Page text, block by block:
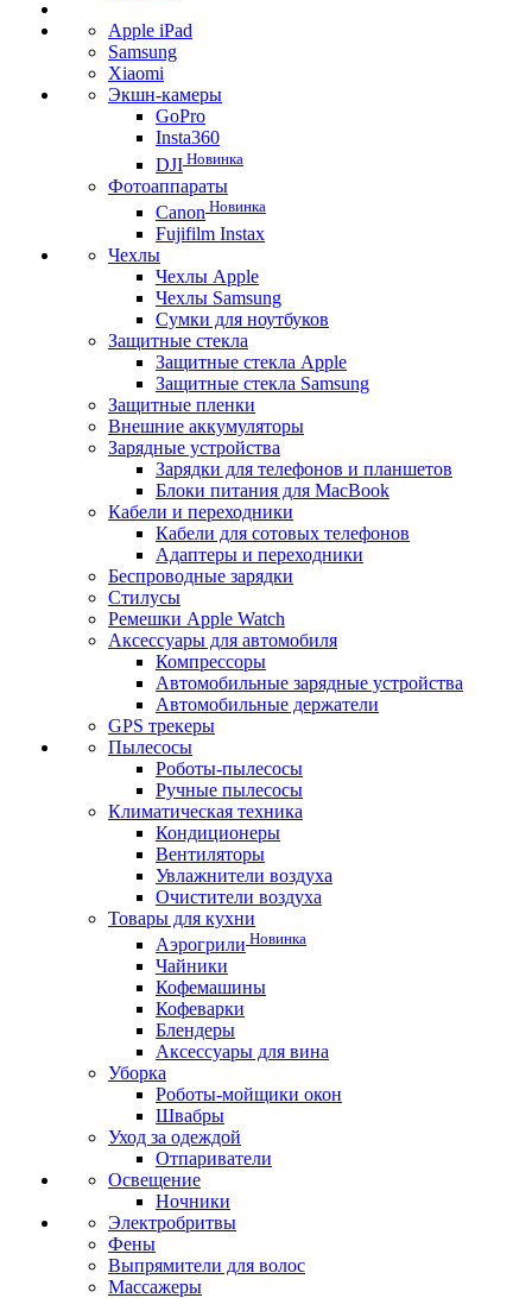
Apple iPad
Samsung
Xiaomi
Экшн-камеры
GoPro
Insta360
DJI Новинка
Фотоаппараты
Canon Новинка
Fujifilm Instax
Чехлы
Чехлы Apple
Чехлы Samsung
Сумки для ноутбуков
Защитные стекла
Защитные стекла Apple
Защитные стекла Samsung
Защитные пленки
Внешние аккумуляторы
Зарядные устройства
Зарядки для телефонов и планшетов
Блоки питания для MacBook
Кабели и переходники
Кабели для сотовых телефонов
Адаптеры и переходники
Беспроводные зарядки
Стилусы
Ремешки Apple Watch
Аксессуары для автомобиля
Компрессоры
Автомобильные зарядные устройства
Автомобильные держатели
GPS трекеры
Пылесосы
Роботы-пылесосы
Ручные пылесосы
Климатическая техника
Кондиционеры
Вентиляторы
Увлажнители воздуха
Очистители воздуха
Товары для кухни
Аэрогрили Новинка
Чайники
Кофемашины
Кофеварки
Блендеры
Аксессуары для вина
Уборка
Роботы-мойщики окон
Швабры
Уход за одеждой
Отпариватели
Освещение
Ночники
Электробритвы
Фены
Выпрямители для волос
Массажеры